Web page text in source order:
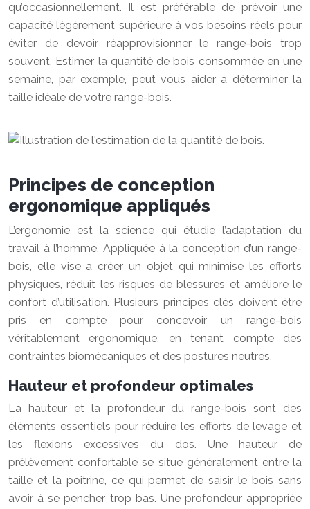
qu’occasionnellement. Il est préférable de prévoir une
capacité légèrement supérieure à vos besoins réels pour
éviter de devoir réapprovisionner le range-bois trop
souvent. Estimer la quantité de bois consommée en une
semaine, par exemple, peut vous aider à déterminer la
taille idéale de votre range-bois.
Principes de conception
ergonomique appliqués
L’ergonomie est la science qui étudie l’adaptation du
travail à l’homme. Appliquée à la conception d’un range-
bois, elle vise à créer un objet qui minimise les efforts
physiques, réduit les risques de blessures et améliore le
confort d’utilisation. Plusieurs principes clés doivent être
pris en compte pour concevoir un range-bois
véritablement ergonomique, en tenant compte des
contraintes biomécaniques et des postures neutres.
Hauteur et profondeur optimales
La hauteur et la profondeur du range-bois sont des
éléments essentiels pour réduire les efforts de levage et
les flexions excessives du dos. Une hauteur de
prélèvement confortable se situe généralement entre la
taille et la poitrine, ce qui permet de saisir le bois sans
avoir à se pencher trop bas. Une profondeur appropriée